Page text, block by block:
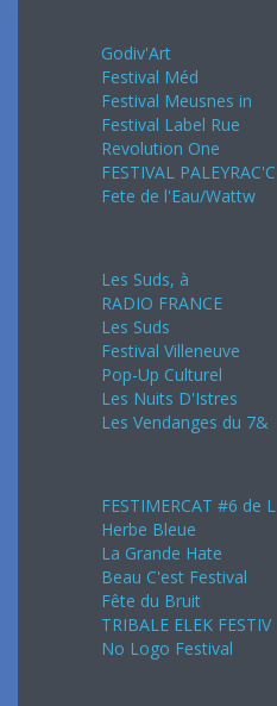
Godiv'Art
Festival Méd
Festival Meusnes in
Festival Label Rue
Revolution One
FESTIVAL PALEYRAC'C
Fete de l'Eau/Wattw
Les Suds, à
RADIO FRANCE
Les Suds
Festival Villeneuve
Pop-Up Culturel
Les Nuits D'Istres
Les Vendanges du 7&
FESTIMERCAT #6 de L
Herbe Bleue
La Grande Hate
Beau C'est Festival
Fête du Bruit
TRIBALE ELEK FESTIV
No Logo Festival